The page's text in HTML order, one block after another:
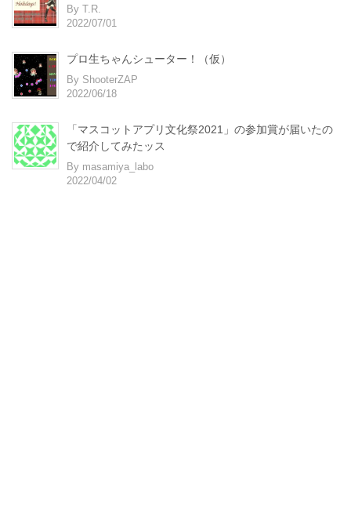
By T.R.
2022/07/01
プロ生ちゃんシューター！（仮）
By ShooterZAP
2022/06/18
「マスコットアプリ文化祭2021」の参加賞が届いたの
で紹介してみたッス
By masamiya_labo
2022/04/02